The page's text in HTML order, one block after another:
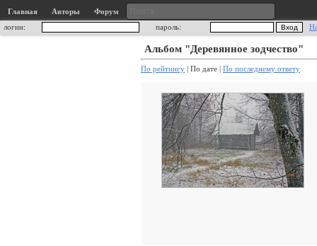
Главная Авторы
Форум
логин:
пароль:
Альбом "Деревянное зодчество"
По рейтингу | По дате | По последнему ответу